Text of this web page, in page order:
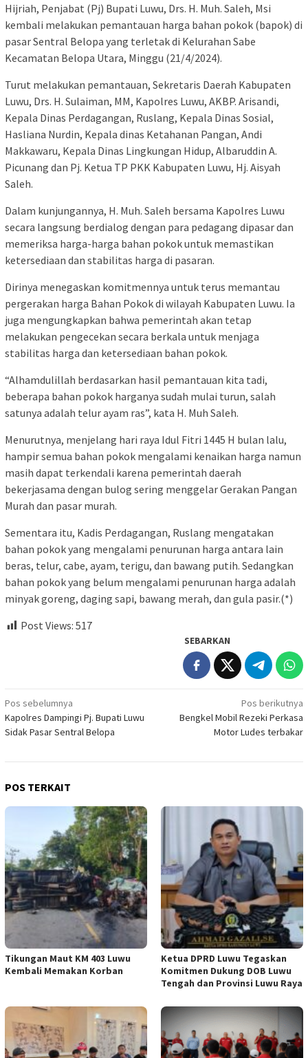
Hijriah, Penjabat (Pj) Bupati Luwu, Drs. H. Muh. Saleh, Msi
kembali melakukan pemantauan harga bahan pokok (bapok) di
pasar Sentral Belopa yang terletak di Kelurahan Sabe
Kecamatan Belopa Utara, Minggu (21/4/2024).
Turut melakukan pemantauan, Sekretaris Daerah Kabupaten
Luwu, Drs. H. Sulaiman, MM, Kapolres Luwu, AKBP. Arisandi,
Kepala Dinas Perdagangan, Ruslang, Kepala Dinas Sosial,
Hasliana Nurdin, Kepala dinas Ketahanan Pangan, Andi
Makkawaru, Kepala Dinas Lingkungan Hidup, Albaruddin A.
Picunang dan Pj. Ketua TP PKK Kabupaten Luwu, Hj. Aisyah
Saleh.
Dalam kunjungannya, H. Muh. Saleh bersama Kapolres Luwu
secara langsung berdialog dengan para pedagang dipasar dan
memeriksa harga-harga bahan pokok untuk memastikan
ketersediaan dan stabilitas harga di pasaran.
Dirinya menegaskan komitmennya untuk terus memantau
pergerakan harga Bahan Pokok di wilayah Kabupaten Luwu. Ia
juga mengungkapkan bahwa pemerintah akan tetap
melakukan pengecekan secara berkala untuk menjaga
stabilitas harga dan ketersediaan bahan pokok.
“Alhamdulillah berdasarkan hasil pemantauan kita tadi,
beberapa bahan pokok harganya sudah mulai turun, salah
satunya adalah telur ayam ras”, kata H. Muh Saleh.
Menurutnya, menjelang hari raya Idul Fitri 1445 H bulan lalu,
hampir semua bahan pokok mengalami kenaikan harga namun
masih dapat terkendali karena pemerintah daerah
bekerjasama dengan bulog sering menggelar Gerakan Pangan
Murah dan pasar murah.
Sementara itu, Kadis Perdagangan, Ruslang mengatakan
bahan pokok yang mengalami penurunan harga antara lain
beras, telur, cabe, ayam, terigu, dan bawang putih. Sedangkan
bahan pokok yang belum mengalami penurunan harga adalah
minyak goreng, daging sapi, bawang merah, dan gula pasir.(*)
Post Views: 517
SEBARKAN
Navigasi
pos
Pos sebelumnya
Kapolres Dampingi Pj. Bupati Luwu
Sidak Pasar Sentral Belopa
Pos berikutnya
Bengkel Mobil Rezeki Perkasa
Motor Ludes terbakar
POS TERKAIT
Tikungan Maut KM 403 Luwu
Kembali Memakan Korban
Ketua DPRD Luwu Tegaskan
Komitmen Dukung DOB Luwu
Tengah dan Provinsi Luwu Raya